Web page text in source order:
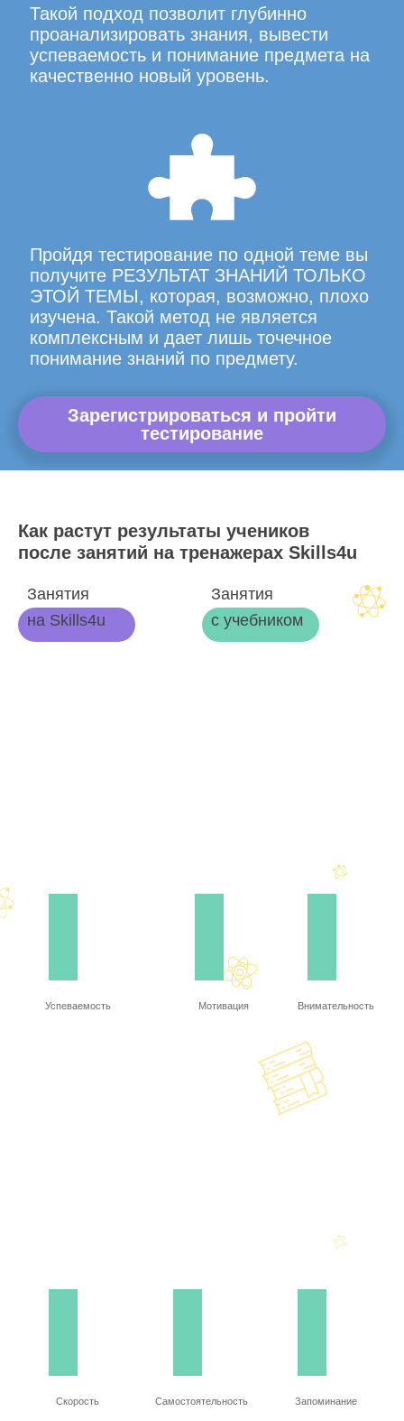
Такой подход позволит глубинно
проанализировать знания, вывести
успеваемость и понимание предмета на
качественно новый уровень.
Пройдя тестирование по одной теме вы
получите РЕЗУЛЬТАТ ЗНАНИЙ ТОЛЬКО
ЭТОЙ ТЕМЫ, которая, возможно, плохо
изучена. Такой метод не является
комплексным и дает лишь точечное
понимание знаний по предмету.
Зарегистрироваться и пройти
тестирование
Как растут результаты учеников
после занятий на тренажерах Skills4u
Занятия
на Skills4u
Занятия
с учебником
Успеваемость Мотивация Внимательность
Скорость Самостоятельность Запоминание